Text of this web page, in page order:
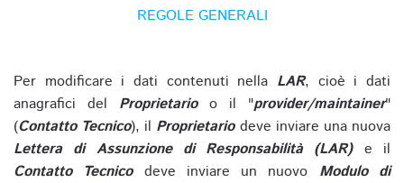
REGOLE GENERALI
Per modificare i dati contenuti nella LAR, cioè i dati
anagrafici del Proprietarioo il "provider/maintainer"
(Contatto Tecnico), il Proprietariodeve inviare una nuova
Lettera di Assunzione di Responsabilità (LAR)e il
Contatto Tecnicodeve inviare un nuovo Modulo di